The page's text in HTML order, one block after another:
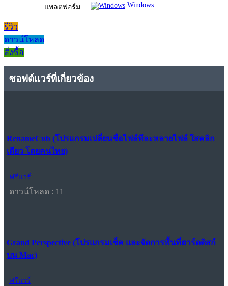
แพลตฟอร์ม Windows
รีวิว
ดาวน์โหลด
สั่งซื้อ
ซอฟต์แวร์ที่เกี่ยวข้อง
RenameCub (โปรแกรมเปลี่ยนชื่อไฟล์ทีละหลายไฟล์ ใสคลิก
เดียว โดยคนไทย)
ฟรีแวร์
ดาวน์โหลด : 11
Grand Perspective (โปรแกรมเช็ค และจัดการพื้นที่ฮาร์ดดิสก์
บน Mac)
ฟรีแวร์